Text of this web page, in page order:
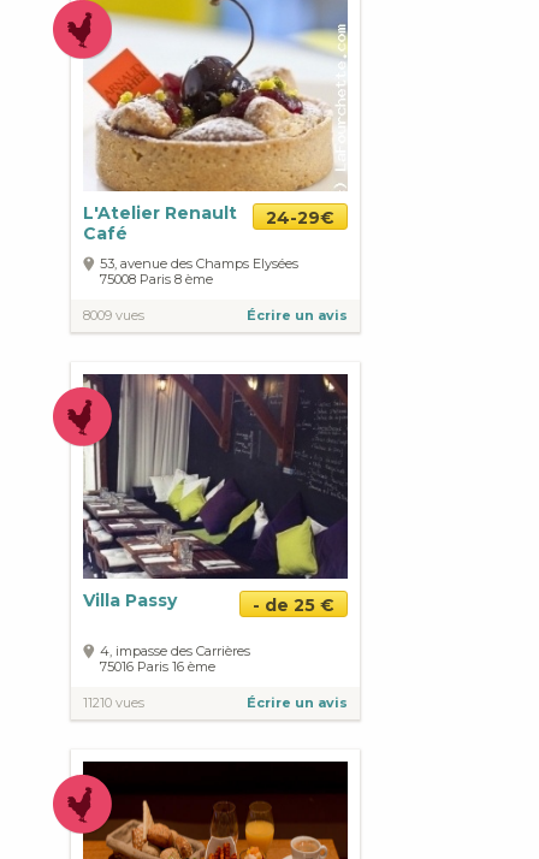
L'Atelier Renault
Café
24-29€
53, avenue des Champs Elysées
75008 Paris 8 ème
8009 vues Écrire un avis
Villa Passy - de 25 €
4, impasse des Carrières
75016 Paris 16 ème
11210 vues Écrire un avis